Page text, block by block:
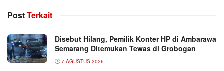
PostTerkait
Disebut Hilang, Pemilik Konter HP di Ambarawa
Semarang Ditemukan Tewas di Grobogan
7 AGUSTUS 2026